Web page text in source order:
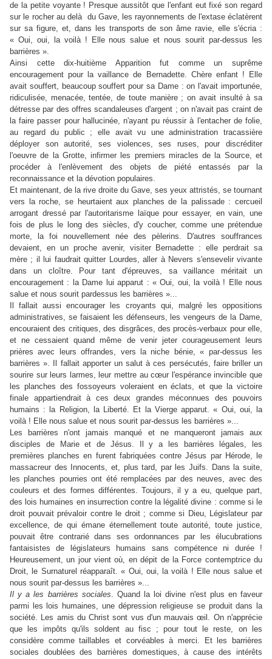
de la petite voyante ! Presque aussitôt que l'enfant eut fixé son regard
sur le rocher au delà du Gave, les rayonnements de l'extase éclatèrent
sur sa figure, et, dans les transports de son âme ravie, elle s'écria :
« Oui, oui, la voilà ! Elle nous salue et nous sourit par-dessus les
barrières ».
Ainsi cette dix-huitième Apparition fut comme un suprême
encouragement pour la vaillance de Bernadette. Chère enfant ! Elle
avait souffert, beaucoup souffert pour sa Dame : on l'avait importunée,
ridiculisée, menacée, tentée, de toute manière ; on avait insulté à sa
détresse par des offres scandaleuses d'argent ; on n'avait pas craint de
la faire passer pour hallucinée, n'ayant pu réussir à l'entacher de folie,
au regard du public ; elle avait vu une administration tracassière
déployer son autorité, ses violences, ses ruses, pour discréditer
l'oeuvre de la Grotte, infirmer les premiers miracles de la Source, et
procéder à l'enlèvement des objets de piété entassés par la
reconnaissance et la dévotion populaires.
Et maintenant, de la rive droite du Gave, ses yeux attristés, se tournant
vers la roche, se heurtaient aux planches de la palissade : cercueil
arrogant dressé par l'autoritarisme laïque pour essayer, en vain, une
fois de plus le long des siècles, d'y coucher, comme une prétendue
morte, la foi nouvellement née des pèlerins. D'autres souffrances
devaient, en un proche avenir, visiter Bernadette : elle perdrait sa
mère ; il lui faudrait quitter Lourdes, aller à Nevers s'ensevelir vivante
dans un cloître. Pour tant d'épreuves, sa vaillance méritait un
encouragement : la Dame lui apparut : « Oui, oui, la voilà ! Elle nous
salue et nous sourit pardessus les barrières »...
Il fallait aussi encourager les croyants qui, malgré les oppositions
administratives, se faisaient les défenseurs, les vengeurs de la Dame,
encouraient des critiques, des disgrâces, des procès-verbaux pour elle,
et ne cessaient quand même de venir jeter courageusement leurs
prières avec leurs offrandes, vers la niche bénie, « par-dessus les
barrières ». Il fallait apporter un salut à ces persécutés, faire briller un
sourire sur leurs larmes, leur mettre au cœur l'espérance invincible que
les planches des fossoyeurs voleraient en éclats, et que la victoire
finale appartiendrait à ces deux grandes méconnues des pouvoirs
humains : la Religion, la Liberté. Et la Vierge apparut. « Oui, oui, la
voilà ! Elle nous salue et nous sourit par-dessus les barrières »...
Les barrières n'ont jamais manqué et ne manqueront jamais aux
disciples de Marie et de Jésus. Il y a les barrières légales, les
premières planches en furent fabriquées contre Jésus par Hérode, le
massacreur des Innocents, et, plus tard, par les Juifs. Dans la suite,
les planches pourries ont été remplacées par des neuves, avec des
couleurs et des formes différentes. Toujours, il y a eu, quelque part,
des lois humaines en insurrection contre la légalité divine : comme si le
droit pouvait prévaloir contre le droit ; comme si Dieu, Législateur par
excellence, de qui émane éternellement toute autorité, toute justice,
pouvait être contrarié dans ses ordonnances par les élucubrations
fantaisistes de législateurs humains sans compétence ni durée !
Heureusement, un jour vient où, en dépit de la Force contemptrice du
Droit, le Surnaturel réapparaît. « Oui, oui, la voilà ! Elle nous salue et
nous sourit par-dessus les barrières »...
Il y a les barrières sociales. Quand la loi divine n'est plus en faveur
parmi les lois humaines, une dépression religieuse se produit dans la
société. Les amis du Christ sont vus d'un mauvais œil. On n'apprécie
que les impôts qu'ils soldent au fisc ; pour tout le reste, on les
considère comme taillables et corvéables à merci. Et les barrières
sociales doublées des barrières domestiques, à cause des intérêts